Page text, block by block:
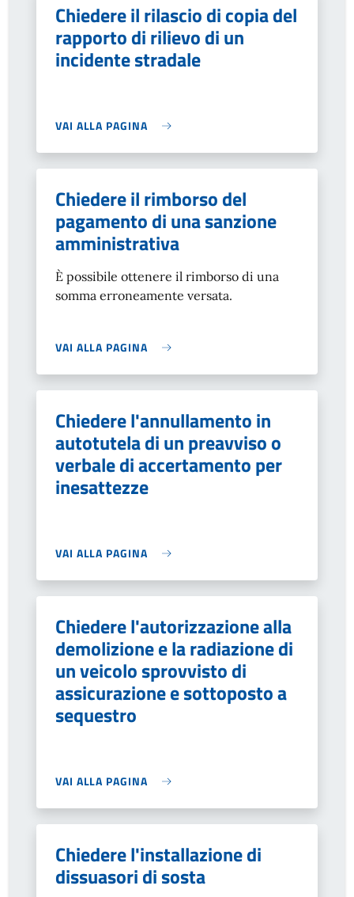
Chiedere il rilascio di copia del
rapporto di rilievo di un
incidente stradale
VAI ALLA PAGINA
Chiedere il rimborso del
pagamento di una sanzione
amministrativa
È possibile ottenere il rimborso di una
somma erroneamente versata.
VAI ALLA PAGINA
Chiedere l'annullamento in
autotutela di un preavviso o
verbale di accertamento per
inesattezze
VAI ALLA PAGINA
Chiedere l'autorizzazione alla
demolizione e la radiazione di
un veicolo sprovvisto di
assicurazione e sottoposto a
sequestro
VAI ALLA PAGINA
Chiedere l'installazione di
dissuasori di sosta